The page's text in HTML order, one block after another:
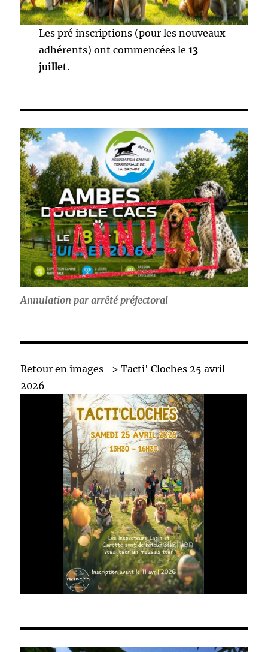
Les pré inscriptions (pour les nouveaux
adhérents) ont commencées le 13
juillet.
Annulation par arrêté préfectoral
Retour en images -> Tacti' Cloches 25 avril
2026